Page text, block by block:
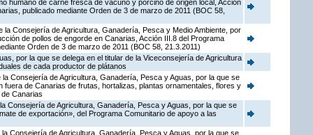
humano de carne fresca de vacuno y porcino de origen local, Acción
publicado mediante Orden de 3 de marzo de 2011 (BOC 58,
Consejería de Agricultura, Ganadería, Pesca y Medio Ambiente, por
de pollos de engorde en Canarias, Acción III.8 del Programa
Orden de 3 de marzo de 2011 (BOC 58, 21.3.2011)
por la que se delega en el titular de la Viceconsejería de Agricultura
de cada productor de plátanos
Consejería de Agricultura, Ganadería, Pesca y Aguas, por la que se
de Canarias de frutas, hortalizas, plantas ornamentales, flores y
Canarias
Consejería de Agricultura, Ganadería, Pesca y Aguas, por la que se
de exportación», del Programa Comunitario de apoyo a las
Consejería de Agricultura, Ganadería, Pesca y Aguas, por la que se